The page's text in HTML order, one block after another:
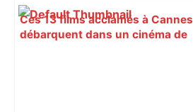
Ces 13 films acclamés à Cannes
débarquent dans un cinéma de